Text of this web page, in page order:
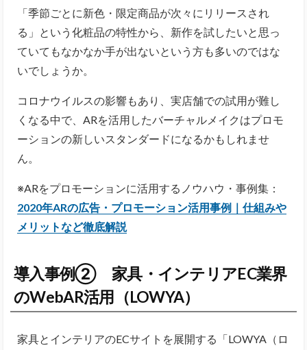
「季節ごとに新色・限定商品が次々にリリースされ
る」という化粧品の特性から、新作を試したいと思っ
ていてもなかなか手が出ないという方も多いのではな
いでしょうか。
コロナウイルスの影響もあり、実店舗での試用が難し
くなる中で、ARを活用したバーチャルメイクはプロモ
ーションの新しいスタンダードになるかもしれませ
ん。
※ARをプロモーションに活用するノウハウ・事例集：
2020年ARの広告・プロモーション活用事例｜仕組みや
メリットなど徹底解説
導入事例② 家具・インテリアEC業界
のWebAR活用（LOWYA）
家具とインテリアのECサイトを展開する「LOWYA（ロ